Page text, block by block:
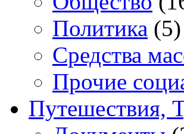
Политика (5)
Средства
Прочие
Путешествия,